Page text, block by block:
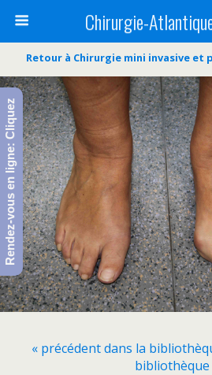
Chirurgie-
Retour à Chirurgie mini invasive
« précédent dans la
bibliothèque
Rendez-vous en ligne: Cliquez